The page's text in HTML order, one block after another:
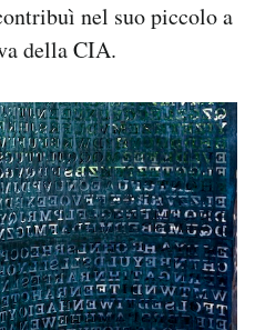
nel suo piccolo a
della CIA.